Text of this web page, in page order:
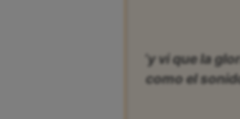
‘y vi que la
como el